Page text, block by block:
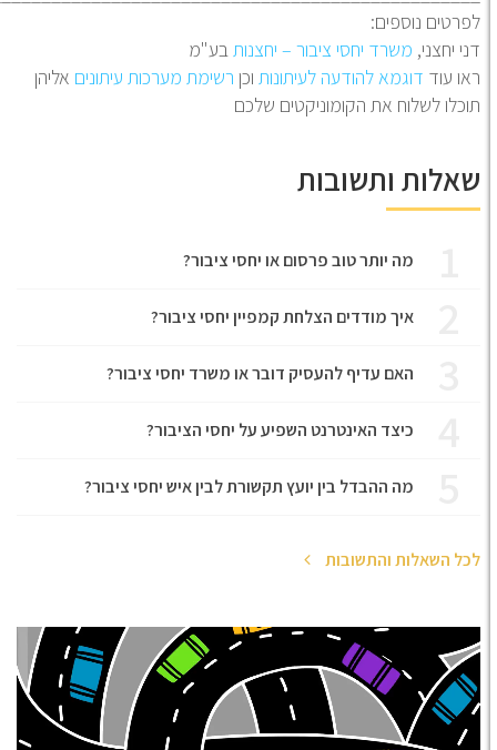
נוספים:
יחצני,משרד יחסי ציבור – יחצנותבע"מ
עוד דוגמא להודעה לעיתונות וכןרשימת מערכות עיתונים אליהן
לשלוח את הקומוניקטים שלכם
ותשובות
מה יותר טוב פרסום או יחסי ציבור?
איך מודדים הצלחת קמפיין יחסי ציבור?
האם עדיף להעסיק דובר או משרד יחסי ציבור?
כיצד האינטרנט השפיע על יחסי הציבור?
מה ההבדל בין יועץ תקשורת לבין איש יחסי ציבור?
השאלות והתשובות